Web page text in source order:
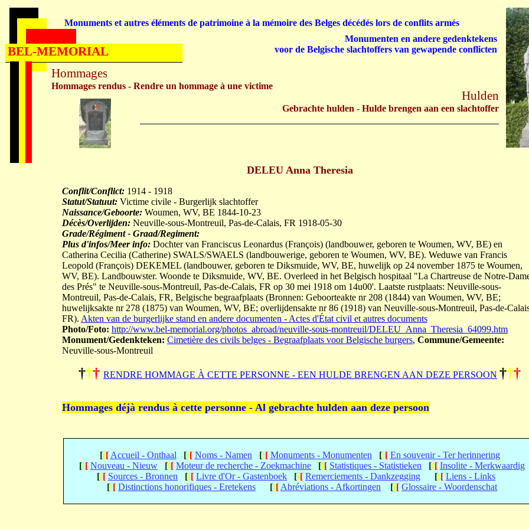
DELEU Anna Theresia
Conflit/Conflict: 1914 - 1918
Statut/Statuut: Victime civile - Burgerlijk slachtoffer
Naissance/Geboorte: Woumen, WV, BE 1844-10-23
Décès/Overlijden: Neuville-sous-Montreuil, Pas-de-Calais, FR 1918-05-30
Grade/Régiment - Graad/Regiment:
Plus d'infos/Meer info: Dochter van Franciscus Leonardus (François) (landbouwer, geboren te Woumen, WV, BE) en
Catherina Cecilia (Catherine) SWALS/SWAELS (landbouwerige, geboren te Woumen, WV, BE). Weduwe van Francis
Leopold (François) DEKEMEL (landbouwer, geboren te Diksmuide, WV, BE, huwelijk op 24 november 1875 te Woumen,
WV, BE). Landbouwster. Woonde te Diksmuide, WV, BE. Overleed in het Belgisch hospitaal "La Chartreuse de Notre-
des Prés" te Neuville-sous-Montreuil, Pas-de-Calais, FR op 30 mei 1918 om 14u00'. Laatste rustplaats: Neuville-sous-
Montreuil, Pas-de-Calais, FR, Belgische begraafplaats (Bronnen: Geboorteakte nr 208 (1844) van Woumen, WV, BE;
huwelijksakte nr 278 (1875) van Woumen, WV, BE; overlijdensakte nr 86 (1918) van Neuville-sous-Montreuil, Pas-de-
FR). Akten van de burgerlijke stand en andere documenten - Actes d'État civil et autres documents
Photo/Foto: http://www.bel-memorial.org/photos_abroad/neuville-sous-montreuil/DELEU_Anna_Theresia_64099.htm
Monument/Gedenkteken: Cimetière des civils belges - Begraafplaats voor Belgische burgers, Commune/Gemeente:
Neuville-sous-Montreuil
††† RENDRE HOMMAGE À CETTE PERSONNE - EEN HULDE BRENGEN AAN DEZE PERSOON †††
Hommages déjà rendus à cette personne - Al gebrachte hulden aan deze persoon
[[[ Accueil - Onthaal [[[ Noms - Namen [[[ Monuments - Monumenten [[[ En souvenir - Ter herinnering
[[[ Nouveau - Nieuw [[[ Moteur de recherche - Zoekmachine [[[ Statistiques - Statistieken [[[ Insolite - Merkwaardig
[[[ Sources - Bronnen [[[ Livre d'Or - Gastenboek [[[ Remerciements - Dankzegging [[[ Liens - Links
[[[ Distinctions honorifiques - Eretekens [[[ Abréviations - Afkortingen [[[ Glossaire - Woordenschat
Hommages
Hommages rendus - Rendre un hommage à une victime
Hulden
Gebrachte hulden - Hulde brengen aan een slachtoffer
Monuments et autres éléments de patrimoine à la mémoire des Belges décédés lors de conflits armés
Monumenten en andere gedenktekens
voor de Belgische slachtoffers van gewapende conflicten
BEL-MEMORIAL